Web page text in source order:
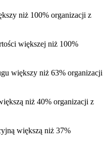
niż 100% organizacji z
większej niż 100%
większy niż 63% organizacji
niż 40% organizacji z
większą niż 37%